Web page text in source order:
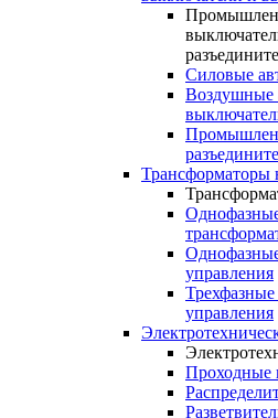
Силовые
Воздушные
Трансформаторы
управления
управления
Проходные